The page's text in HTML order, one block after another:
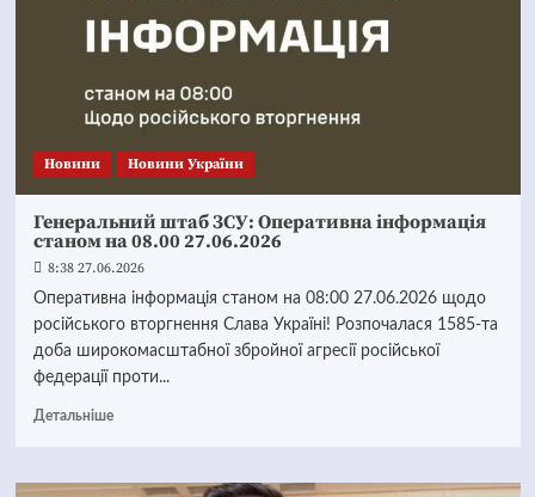
Новини Новини України
Генеральний штаб ЗСУ: Оперативна інформація
станом на 08.00 27.06.2026
8:38 27.06.2026
Оперативна інформація станом на 08:00 27.06.2026 щодо
російського вторгнення Слава Україні! Розпочалася 1585-та
доба широкомасштабної збройної агресії російської
федерації проти...
Детальніше